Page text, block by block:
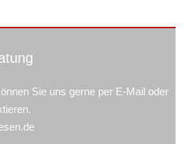
Sie uns gerne per E-Mail oder